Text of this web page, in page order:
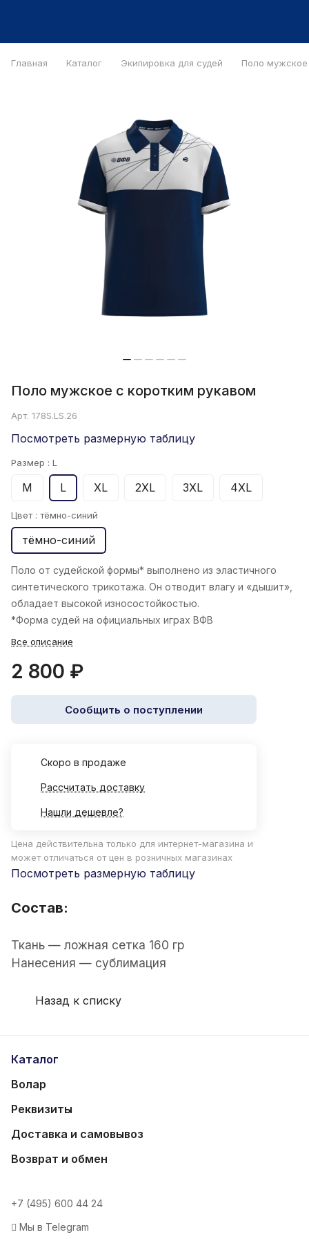
Главная Каталог Экипировка для судей Поло мужское
Поло мужское с коротким рукавом
Арт. 178S.LS.26
Посмотреть размерную таблицу
Размер : L
M L XL 2XL 3XL 4XL
Цвет : тёмно-синий
тёмно-синий
Поло от судейской формы* выполнено из эластичного
синтетического трикотажа. Он отводит влагу и «дышит»,
обладает высокой износостойкостью.
*Форма судей на официальных играх ВФВ
Все описание
2 800 ₽
Сообщить о поступлении
Cкоро в продаже
Рассчитать доставку
Нашли дешевле?
Цена действительна только для интернет-магазина и
может отличаться от цен в розничных магазинах
Посмотреть размерную таблицу
Состав:
Ткань — ложная сетка 160 гр
Нанесения — сублимация
Назад к списку
Каталог
Волар
Реквизиты
Доставка и самовывоз
Возврат и обмен
+7 (495) 600 44 24
Мы в Telegram